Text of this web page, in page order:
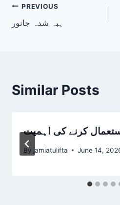
Post
navigation
PREVIOUS
ہبہ شدہ جانور
Similar Posts
کرنے کی اہمیت
By jamiatulifta June 14,